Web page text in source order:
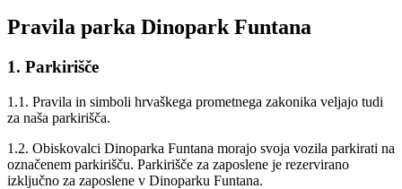
Pravila parka Dinopark Funtana
1. Parkirišče
1.1. Pravila in simboli hrvaškega prometnega zakonika veljajo tudi
za naša parkirišča.
1.2. Obiskovalci Dinoparka Funtana morajo svoja vozila parkirati na
označenem parkirišču. Parkirišče za zaposlene je rezervirano
izključno za zaposlene v Dinoparku Funtana.